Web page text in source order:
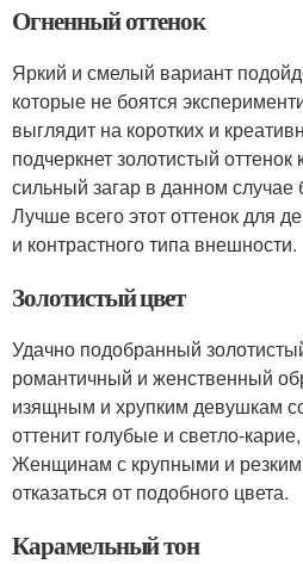
Огненный оттенок
Яркий и смелый вариант
которые не боятся
выглядит на коротких и
подчеркнет золотистый
сильный загар в данном случае
Лучше всего этот оттенок для
и контрастного типа внешности.
Золотистый цвет
Удачно подобранный
романтичный и женственный
изящным и хрупким девушкам
оттенит голубые и светло-
Женщинам с крупными и
отказаться от подобного цвета.
Карамельный тон